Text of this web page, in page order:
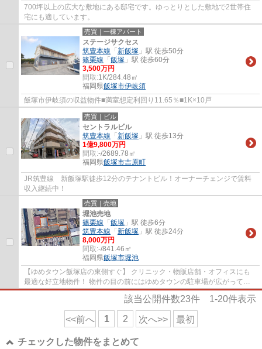
700坪以上の広大な敷地にある邸宅です。ゆっとりとした敷地で2世帯住
宅にも適しています。
売買｜一棟アパート
ステージサクセス
筑豊本線 「 新飯塚 」駅 徒歩50分
篠栗線 「 飯塚 」駅 徒歩60分
3,500万円
間取:1K/284.48㎡
福岡県飯塚市伊岐須
飯塚市伊岐須の収益物件■満室想定利回り11.65％■1K×10戸
売買｜ビル
セントラルビル
筑豊本線 「 新飯塚 」駅 徒歩13分
1億9,800万円
間取:-/2689.78㎡
福岡県飯塚市吉原町
JR筑豊線 新飯塚駅徒歩12分のテナントビル！オーナーチェンジで賃料
収入継続中！
売買｜売地
堀池売地
篠栗線 「 飯塚 」駅 徒歩6分
筑豊本線 「 新飯塚 」駅 徒歩24分
8,000万円
間取:-/841.46㎡
福岡県飯塚市堀池
【ゆめタウン飯塚店の東側すぐ】 クリニック・物販店舗・オフィスにも
最適な好立地物件！ 物件の目の前にはゆめタウンの駐車場が広がってお
り、多くの人が行き交うエリアで注目度も◎
該当公開件数23件 1-20件表示
<<前へ 1 2 次へ>> 最初
チェックした物件をまとめて